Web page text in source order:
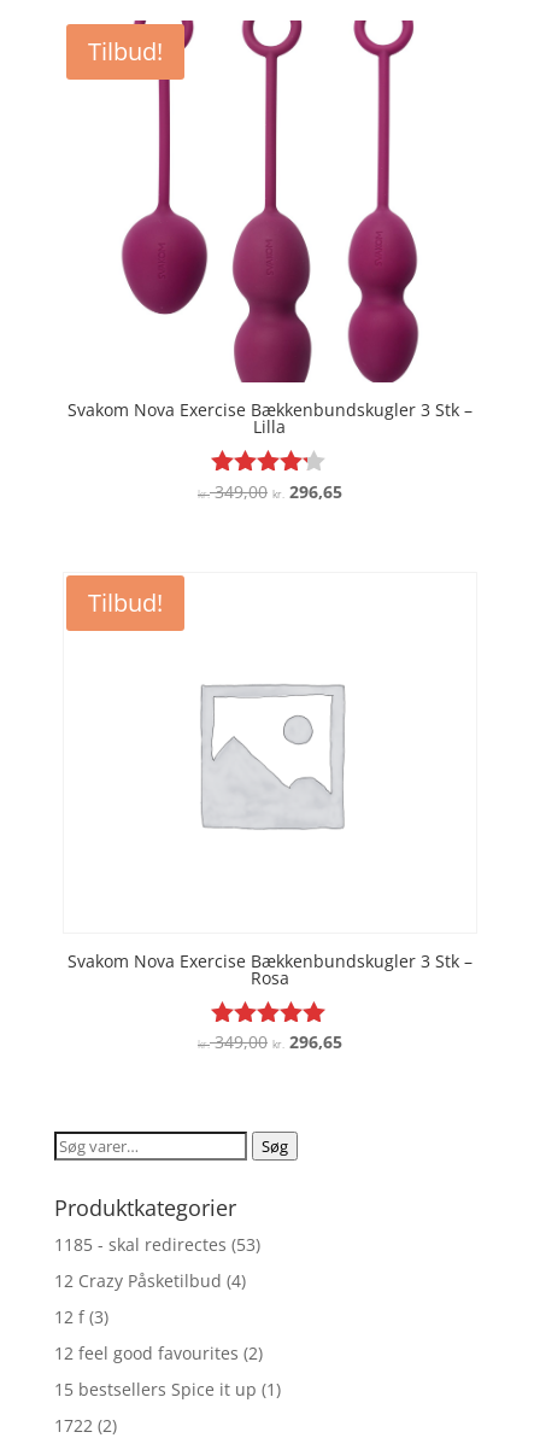
var:
kr. 149,00.
er:
kr. 111,75.
Tilbud!
Svakom Nova Exercise Bækkenbundskugler 3 Stk –
Lilla
Vurderet
kr.349,00 Den
kr. 296,65Den
Tilbud!
Svakom Nova Exercise Bækkenbundskugler 3 Stk –
Rosa
Vurderet
kr.349,00 Den
kr. 349,00.
kr.296,65Den
Søg
Søg
Produktkategorier
1185 - skal redirectes (53)
12 Crazy Påsketilbud (4)
12 f (3)
12 feel good favourites (2)
15 bestsellers Spice it up (1)
1722 (2)